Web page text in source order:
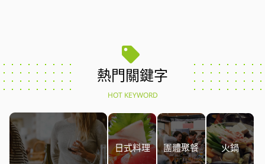
熱門關鍵字
HOT KEYWORD
日式料理 團體聚餐 火鍋